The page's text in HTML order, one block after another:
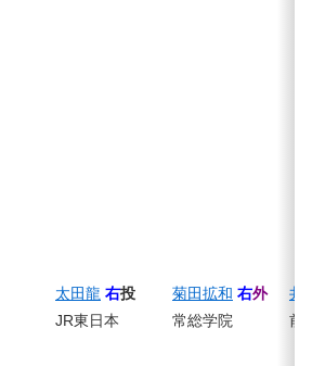
太田龍 右投
JR東日本
菊田拡和 右外
常総学院
井
前